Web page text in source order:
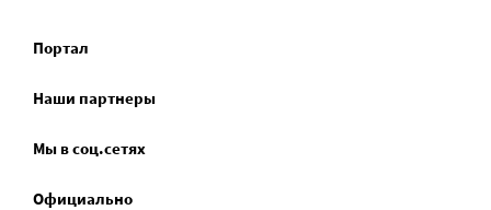
Портал
Наши партнеры
Мы в соц.сетях
Официально